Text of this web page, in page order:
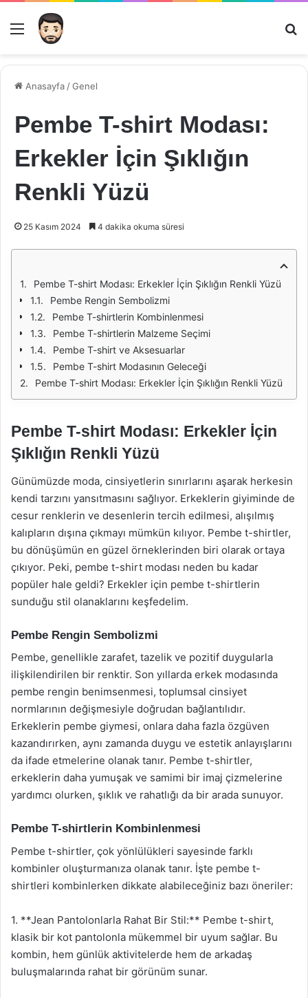
Menü
Anasayfa /Genel
Pembe T-shirt Modası:
Erkekler İçin Şıklığın
Renkli Yüzü
25 Kasım 2024 4 dakika okuma süresi
Pembe T-shirt Modası: Erkekler İçin Şıklığın Renkli Yüzü
Pembe Rengin Sembolizmi
Pembe T-shirtlerin Kombinlenmesi
Pembe T-shirtlerin Malzeme Seçimi
Pembe T-shirt ve Aksesuarlar
Pembe T-shirt Modasının Geleceği
Pembe T-shirt Modası: Erkekler İçin Şıklığın Renkli Yüzü
Pembe T-shirt Modası: Erkekler İçin
Şıklığın Renkli Yüzü
Günümüzde moda, cinsiyetlerin sınırlarını aşarak herkesin
kendi tarzını yansıtmasını sağlıyor. Erkeklerin giyiminde de
cesur renklerin ve desenlerin tercih edilmesi, alışılmış
kalıpların dışına çıkmayı mümkün kılıyor. Pembe t-shirtler,
bu dönüşümün en güzel örneklerinden biri olarak ortaya
çıkıyor. Peki, pembe t-shirt modası neden bu kadar
popüler hale geldi? Erkekler için pembe t-shirtlerin
sunduğu stil olanaklarını keşfedelim.
Pembe Rengin Sembolizmi
Pembe, genellikle zarafet, tazelik ve pozitif duygularla
ilişkilendirilen bir renktir. Son yıllarda erkek modasında
pembe rengin benimsenmesi, toplumsal cinsiyet
normlarının değişmesiyle doğrudan bağlantılıdır.
Erkeklerin pembe giymesi, onlara daha fazla özgüven
kazandırırken, aynı zamanda duygu ve estetik anlayışlarını
da ifade etmelerine olanak tanır. Pembe t-shirtler,
erkeklerin daha yumuşak ve samimi bir imaj çizmelerine
yardımcı olurken, şıklık ve rahatlığı da bir arada sunuyor.
Pembe T-shirtlerin Kombinlenmesi
Pembe t-shirtler, çok yönlülükleri sayesinde farklı
kombinler oluşturmanıza olanak tanır. İşte pembe t-
shirtleri kombinlerken dikkate alabileceğiniz bazı öneriler:
1. **Jean Pantolonlarla Rahat Bir Stil:** Pembe t-shirt,
klasik bir kot pantolonla mükemmel bir uyum sağlar. Bu
kombin, hem günlük aktivitelerde hem de arkadaş
buluşmalarında rahat bir görünüm sunar.